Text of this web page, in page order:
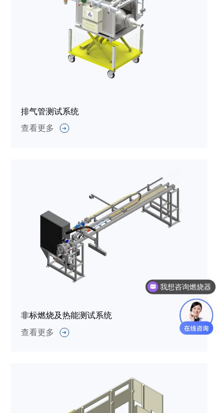
排气管测试系统
查看更多
非标燃烧及热能测试系统
查看更多
我想咨询燃烧器